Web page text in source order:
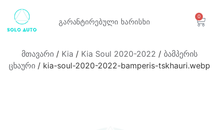
გარანტირებული ხარისხი
0
მთავარი / Kia / Kia Soul 2020-2022 / ბამპერის
ცხაური / kia-soul-2020-2022-bamperis-tskhauri.webp